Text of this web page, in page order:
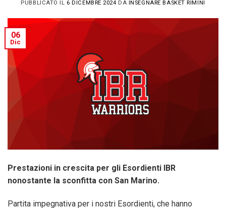
PUBBLICATO IL 6 DICEMBRE 2024 DA INSEGNARE BASKET RIMINI
06
Dic
Prestazioni in crescita per gli Esordienti IBR
nonostante la sconfitta con San Marino.
Partita impegnativa per i nostri Esordienti, che hanno